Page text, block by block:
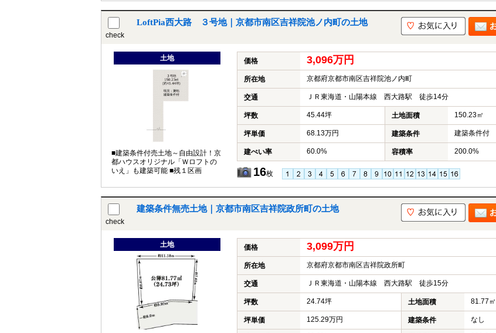
check
LoftPia西大路 ３号地｜京都市南区吉祥院池ノ内町の土地
土地
■建築条件付売土地～自由設計！京
都ハウスオリジナル「Ｗロフトの
いえ」も建築可能 ■残１区画
価格 3,096万円
所在地 京都府京都市南区吉祥院池ノ内町
交通 ＪＲ東海道・山陽本線 西大路駅 徒歩14分
坪数 45.44坪 土地面積 150.23㎡
坪単価 68.13万円 建築条件 建築条件付
建ぺい率 60.0% 容積率 200.0%
16枚
check
建築条件無売土地｜京都市南区吉祥院政所町の土地
土地 価格 3,099万円
所在地 京都府京都市南区吉祥院政所町
交通 ＪＲ東海道・山陽本線 西大路駅 徒歩15分
坪数 24.74坪 土地面積 81.77㎡
坪単価 125.29万円 建築条件 なし